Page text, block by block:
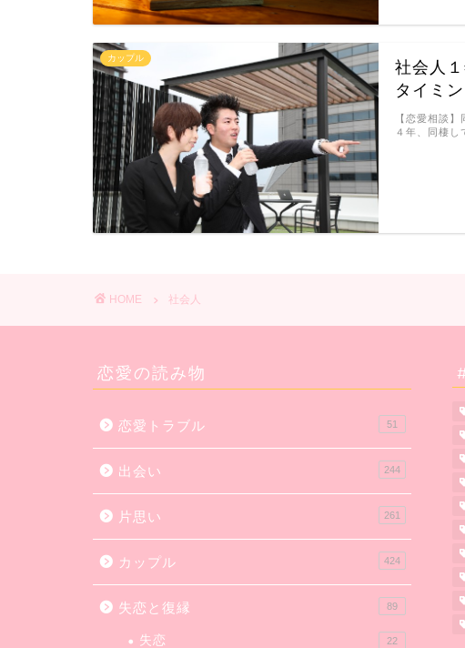
カップル
社会人
タイミ
【恋愛相談
４年、同棲し
HOME 社会人
恋愛の読み物
恋愛トラブル 51
出会い 244
片思い 261
カップル 424
失恋と復縁 89
失恋 22